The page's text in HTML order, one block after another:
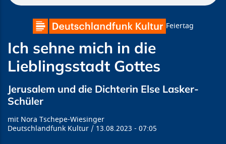
Feiertag
Ich sehne mich in die
Lieblingsstadt Gottes
Jerusalem und die Dichterin Else Lasker-
Schüler
Nora Tschepe-Wiesinger
Deutschlandfunk Kultur
13.08.2023 07:05